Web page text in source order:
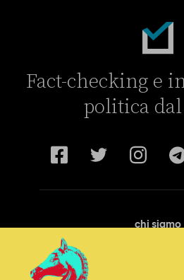
Fact-checking e
politica dal
chi siamo